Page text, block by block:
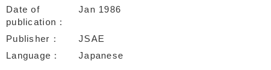
Date of
publication
Jan 1986
Publisher
JSAE
Language
Japanese